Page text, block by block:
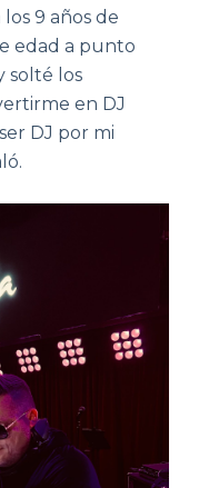
9 años de
edad a punto
solté los
en DJ
DJ por mi